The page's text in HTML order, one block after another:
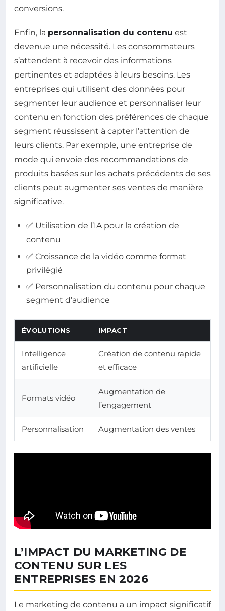
conversions.
Enfin, la personnalisation du contenu est
devenue une nécessité. Les consommateurs
s’attendent à recevoir des informations
pertinentes et adaptées à leurs besoins. Les
entreprises qui utilisent des données pour
segmenter leur audience et personnaliser leur
contenu en fonction des préférences de chaque
segment réussissent à capter l’attention de
leurs clients. Par exemple, une entreprise de
mode qui envoie des recommandations de
produits basées sur les achats précédents de ses
clients peut augmenter ses ventes de manière
significative.
✅ Utilisation de l’IA pour la création de
contenu
✅ Croissance de la vidéo comme format
privilégié
✅ Personnalisation du contenu pour chaque
segment d’audience
ÉVOLUTIONS IMPACT
Intelligence
artificielle
Création de contenu rapide
et efficace
Formats vidéo
Augmentation de
l’engagement
Personnalisation Augmentation des ventes
L’IMPACT DU MARKETING DE
CONTENU SUR LES
ENTREPRISES EN 2026
Le marketing de contenu a un impact significatif